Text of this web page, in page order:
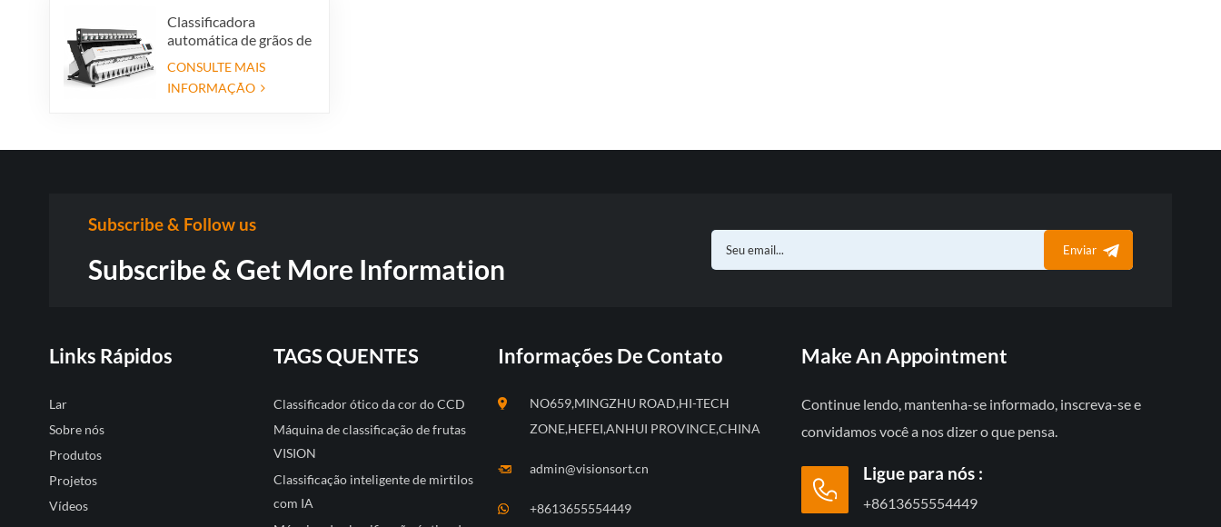
Classificadora
automática de grãos de
com 12 calhas.
CONSULTE MAIS
INFORMAÇÃO
Subscribe & Follow us
Subscribe & Get More Information
Enviar
Links Rápidos
Lar
Sobre nós
Produtos
Projetos
Vídeos
TAGS QUENTES
Classificador ótico da cor do CCD
Máquina de classificação de frutas
VISION
Classificação inteligente de mirtilos
com IA
Informações De Contato
NO659,MINGZHU ROAD,HI-TECH
ZONE,HEFEI,ANHUI PROVINCE,CHINA
admin@visionsort.cn
+8613655554449
Make An Appointment
Continue lendo, mantenha-se informado, inscreva-se e
convidamos você a nos dizer o que pensa.
Ligue para nós :
+8613655554449